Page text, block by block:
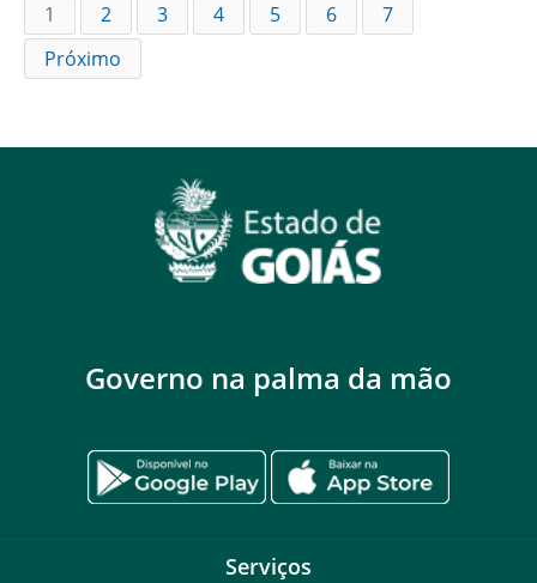
1 2 3 4 5 6
7
Próximo
Governo na palma da mão
Serviços